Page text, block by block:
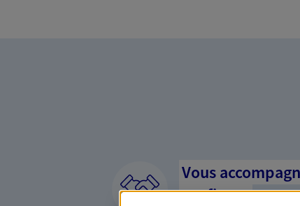
Vous
confiance